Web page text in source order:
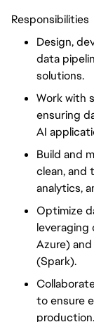
Responsibilities
Design,
data
solutions.
Work with
ensuring
AI
Build and
clean, and
analytics,
Optimize
leveraging
Azure)
(Spark).
to ensure
production.